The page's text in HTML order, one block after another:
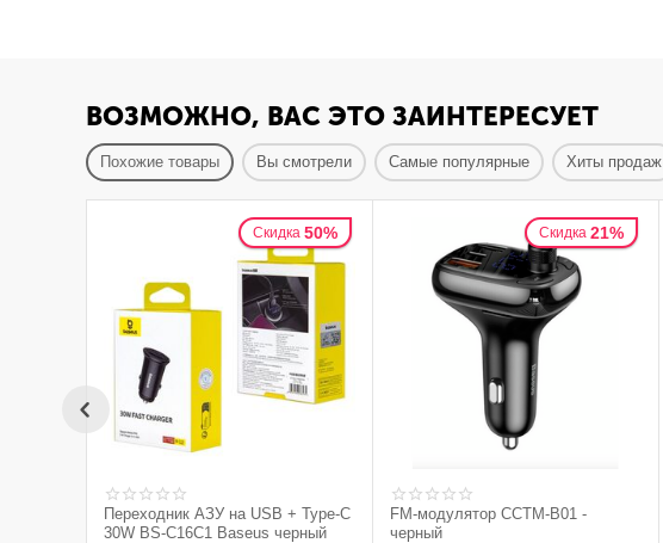
ВОЗМОЖНО, ВАС ЭТО ЗАИНТЕРЕСУЕТ
Похожие товары Вы смотрели Самые популярные Хиты продаж
Скидка 50%
Переходник АЗУ на USB + Type-C
30W BS-C16C1 Baseus черный
Скидка 21%
FM-модулятор CCTM-B01 -
черный